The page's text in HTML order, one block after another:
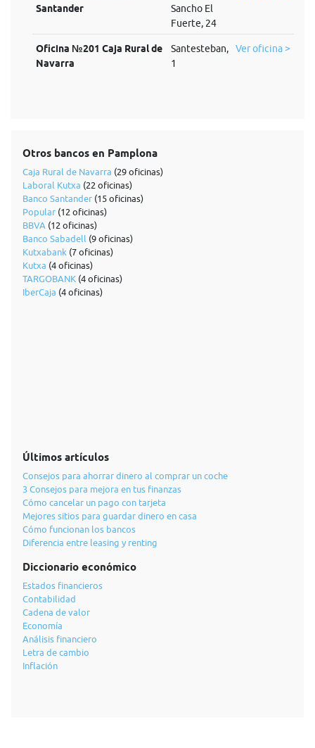
Santander
Sancho El
Fuerte, 24
Oficina №201 Caja Rural de
Navarra
Santesteban,
1
Ver oficina >
Otros bancos en Pamplona
Caja Rural de Navarra (29 oficinas)
Laboral Kutxa (22 oficinas)
Banco Santander (15 oficinas)
Popular (12 oficinas)
BBVA (12 oficinas)
Banco Sabadell (9 oficinas)
Kutxabank (7 oficinas)
Kutxa (4 oficinas)
TARGOBANK (4 oficinas)
IberCaja (4 oficinas)
Últimos artículos
Consejos para ahorrar dinero al comprar un coche
3 Consejos para mejora en tus finanzas
Cómo cancelar un pago con tarjeta
Mejores sitios para guardar dinero en casa
Cómo funcionan los bancos
Diferencia entre leasing y renting
Diccionario económico
Estados financieros
Contabilidad
Cadena de valor
Economía
Análisis financiero
Letra de cambio
Inflación